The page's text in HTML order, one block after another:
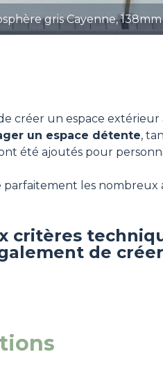
gris Cayenne, 138mm
créer un espace
un espace détente,
été ajoutés pour
les nombreux
critères
de